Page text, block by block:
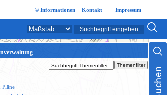
Impressum
Kontakt
© Informationen